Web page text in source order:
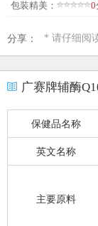
包装精美：
0
分享： * 请仔细阅
广赛牌辅酶
保健品名称
英文名称
主要原料